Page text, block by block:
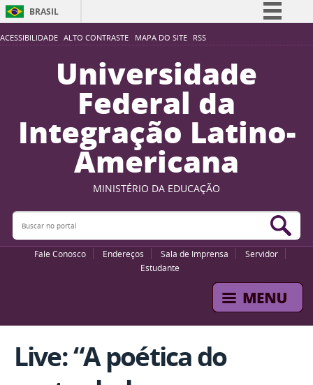
ACESSIBILIDADE ALTO CONTRASTE MAPA DO SITE RSS
BRASIL
Simplifique!
Participe
Acesso à informação
Legislação
Canais
Universidade
Federal da
Integração Latino-
Americana
MINISTÉRIO DA EDUCAÇÃO
Buscar no portal
Fale Conosco Endereços Sala de Imprensa
Servidor
Estudante
Live: “A poética do